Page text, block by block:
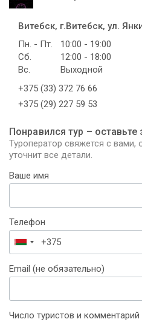
Витебск, г.Витебск, ул.
Пн. - Пт.
10:00 - 19:00
Сб.
12:00 - 18:00
Вс.
Выходной
+375 (33) 372 76 66
+375 (29) 227 59 53
Понравился тур – оставьте
Туроператор свяжется с вами,
уточнит все детали.
Ваше имя
Телефон
Беларусь
+375
Email (не обязательно)
Число туристов и